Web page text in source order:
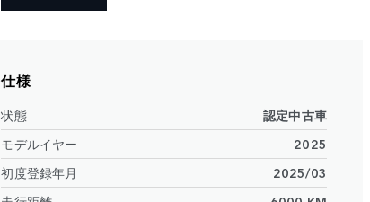
仕様
状態
認定中古車
モデルイヤー
2025
初度登録年月
2025/03